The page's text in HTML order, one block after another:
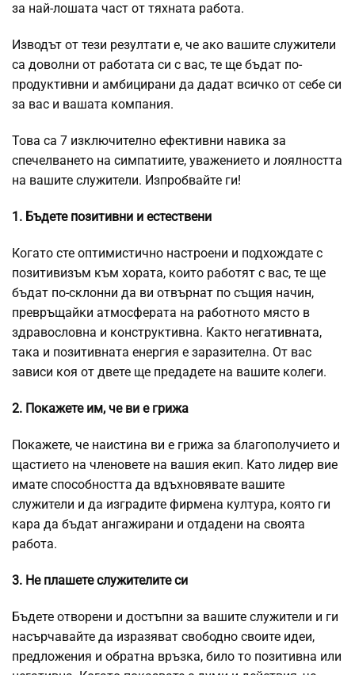
за най-лошата част от тяхната работа.
Изводът от тези резултати е, че ако вашите служители
са доволни от работата си с вас, те ще бъдат по-
продуктивни и амбицирани да дадат всичко от себе си
за вас и вашата компания.
Това са 7 изключително ефективни навика за
спечелването на симпатиите, уважението и лоялността
на вашите служители. Изпробвайте ги!
1. Бъдете позитивни и естествени
Когато сте оптимистично настроени и подхождате с
позитивизъм към хората, които работят с вас, те ще
бъдат по-склонни да ви отвърнат по същия начин,
превръщайки атмосферата на работното място в
здравословна и конструктивна. Както негативната,
така и позитивната енергия е заразителна. От вас
зависи коя от двете ще предадете на вашите колеги.
2. Покажете им, че ви е грижа
Покажете, че наистина ви е грижа за благополучието и
щастието на членовете на вашия екип. Като лидер вие
имате способността да вдъхновявате вашите
служители и да изградите фирмена култура, която ги
кара да бъдат ангажирани и отдадени на своята
работа.
3. Не плашете служителите си
Бъдете отворени и достъпни за вашите служители и ги
насърчавайте да изразяват свободно своите идеи,
предложения и обратна връзка, било то позитивна или